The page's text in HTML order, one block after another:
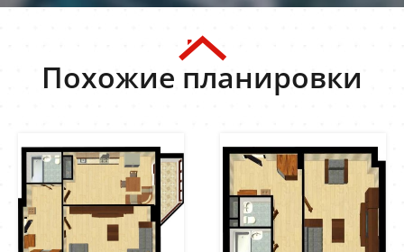
Похожие планировки